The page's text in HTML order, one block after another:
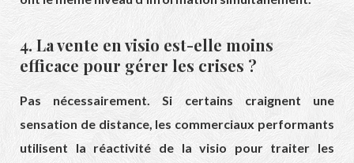
4. La vente en visio est-elle moins
efficace pour gérer les crises ?
Pas nécessairement. Si certains craignent une
sensation de distance, les commerciaux performants
utilisent la réactivité de la visio pour traiter les